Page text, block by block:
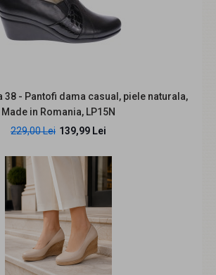
dama casual din piele naturala Bej
Box cu Lac- P104BB
158,00 Lei
romaneasca din piele naturala
38 - Pantofi dama casual, piele naturala,
Made in Romania, LP15N
229,00 Lei 139,99 Lei